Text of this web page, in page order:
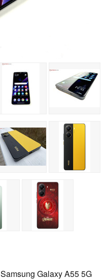
Samsung Galaxy A55 5G